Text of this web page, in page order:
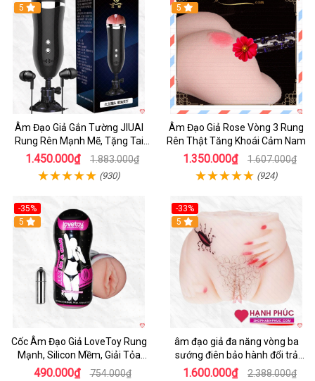
5
Âm Đạo Giả Gắn Tường JIUAI
Rung Rên Mạnh Mẽ, Tặng Tai
Nghe
1.450.000₫ 1.883.000₫
(930)
5
Âm Đạo Giả Rose Vòng 3 Rung
Rên Thật Tăng Khoái Cảm Nam
1.350.000₫ 1.607.000₫
(924)
-35%
5
Cốc Âm Đạo Giả LoveToy Rung
Mạnh, Silicon Mềm, Giải Tỏa
Sinh Lý
490.000₫ 754.000₫
-33%
5
âm đạo giả đa năng vòng ba
sướng điên bảo hành đổi trả
nhanh
1.600.000₫ 2.388.000₫